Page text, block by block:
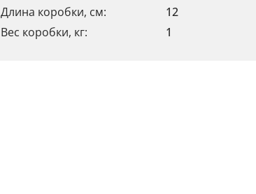
Длина коробки, см:
12
Вес коробки, кг:
1